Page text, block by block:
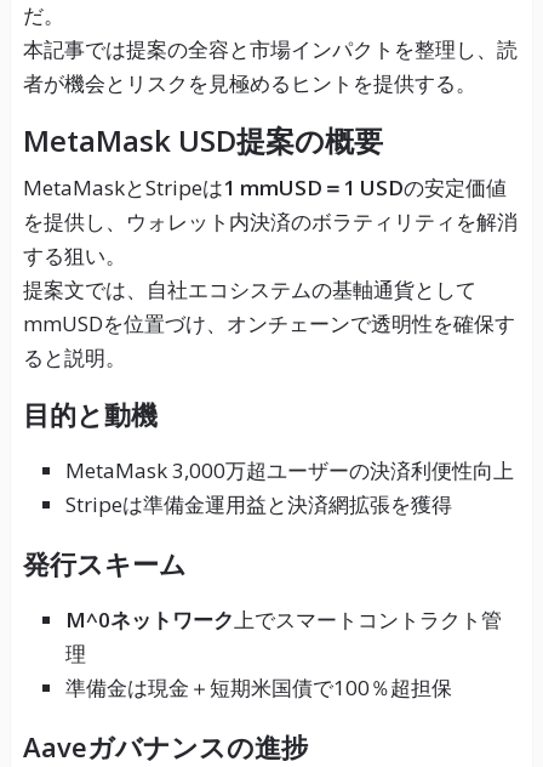
だ。
本記事では提案の全容と市場インパクトを整理し、読
者が機会とリスクを見極めるヒントを提供する。
MetaMask USD提案の概要
MetaMaskとStripeは1 mmUSD＝1 USDの安定価値
を提供し、ウォレット内決済のボラティリティを解消
する狙い。
提案文では、自社エコシステムの基軸通貨として
mmUSDを位置づけ、オンチェーンで透明性を確保す
ると説明。
目的と動機
MetaMask 3,000万超ユーザーの決済利便性向上
Stripeは準備金運用益と決済網拡張を獲得
発行スキーム
M^0ネットワーク上でスマートコントラクト管
理
準備金は現金＋短期米国債で100％超担保
Aaveガバナンスの進捗